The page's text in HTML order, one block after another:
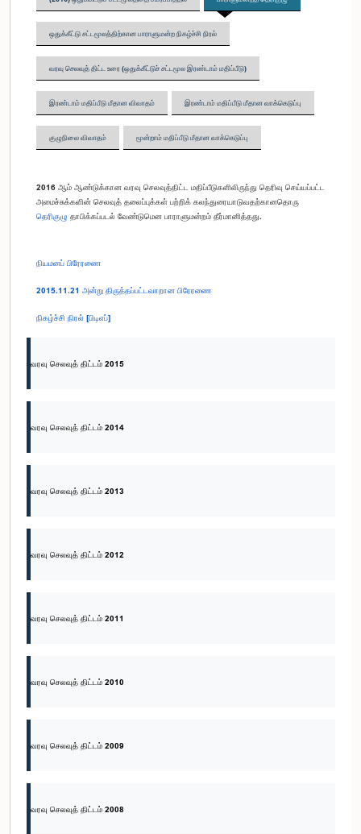
ஒதுக்கீட்டு சட்டமூலத்திற்கான பாராளுமன்ற நிகழ்ச்சி நிரல்
வரவு செலவுத் திட்ட உரை (ஒதுக்கீட்டுச் சட்டமூல இரண்டாம் மதிப்பீடு)
இரண்டாம் மதிப்பீடு மீதான விவாதம் இரண்டாம் மதிப்பீடு மீதான வாக்கெடுப்பு
குழுநிலை விவாதம் மூன்றாம் மதிப்பீடு மீதான வாக்கெடுப்பு
2016 ஆம் ஆண்டுக்கான வரவு செலவுத்திட்ட மதிப்பீடுகளிலிருந்து தெரிவு செய்யப்பட்ட
அமைச்சுக்களின் செலவுத் தலைப்புக்கள் பற்றிக் கலந்துரையாடுவதற்கானதொரு
தெரிகுழு தாபிக்கப்படல் வேண்டுமென பாராளுமன்றம் தீர்மானித்தது.
நியமனப் பிரேரணை
2015.11.21 அன்று திருத்தப்பட்டவாறான பிரேரணை
நிகழ்ச்சி நிரல் [பிடிஎப்]
வரவு செலவுத் திட்டம் 2015
வரவு செலவுத் திட்டம் 2014
வரவு செலவுத் திட்டம் 2013
வரவு செலவுத் திட்டம் 2012
வரவு செலவுத் திட்டம் 2011
வரவு செலவுத் திட்டம் 2010
வரவு செலவுத் திட்டம் 2009
வரவு செலவுத் திட்டம் 2008